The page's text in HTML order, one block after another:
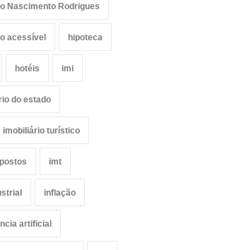
Nascimento Rodrigues
acessível hipoteca
hotéis imi
do estado
imobiliário turístico
imt
inflação
artificial